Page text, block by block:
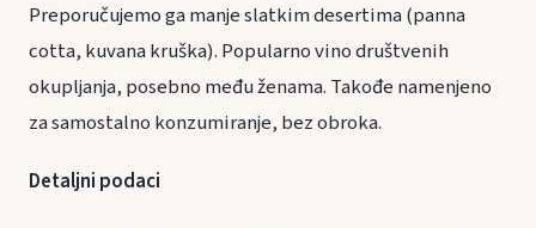
Preporučujemo ga manje slatkim desertima (panna
cotta, kuvana kruška). Popularno vino društvenih
okupljanja, posebno među ženama. Takođe namenjeno
za samostalno konzumiranje, bez obroka.
Detaljni podaci